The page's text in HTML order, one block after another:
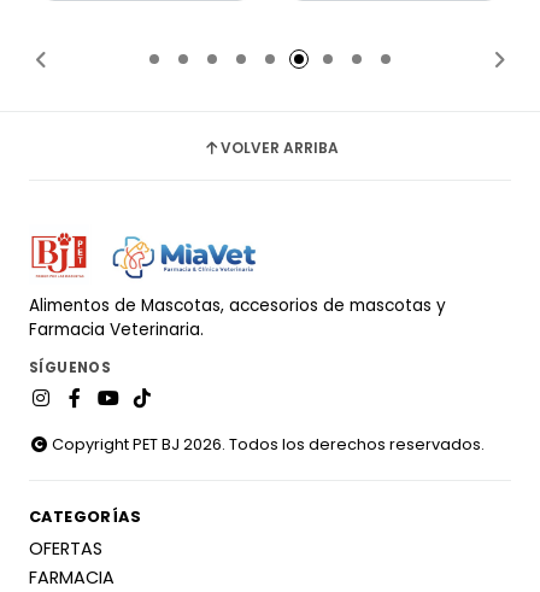
VOLVER ARRIBA
Alimentos de Mascotas, accesorios de mascotas y
Farmacia Veterinaria.
SÍGUENOS
Copyright PET BJ 2026. Todos los derechos reservados.
CATEGORÍAS
OFERTAS
FARMACIA